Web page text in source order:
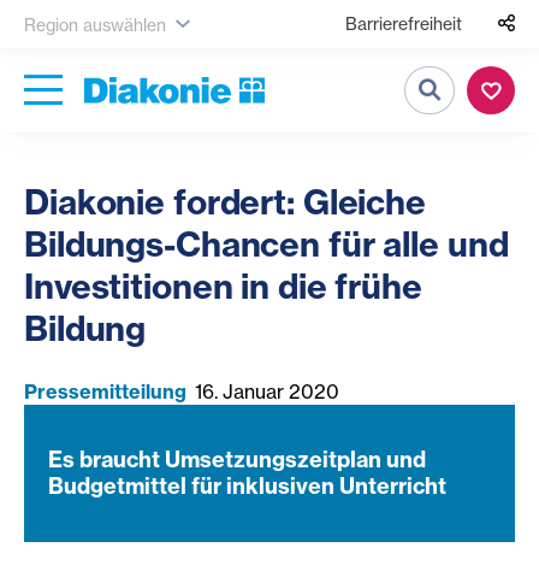
Region auswählen Barrierefreiheit
Suche
Diakonie fordert: Gleiche
Bildungs-Chancen für alle und
Investitionen in die frühe
Bildung
Pressemitteilung 16. Januar 2020
Es braucht Umsetzungszeitplan und
Budgetmittel für inklusiven Unterricht